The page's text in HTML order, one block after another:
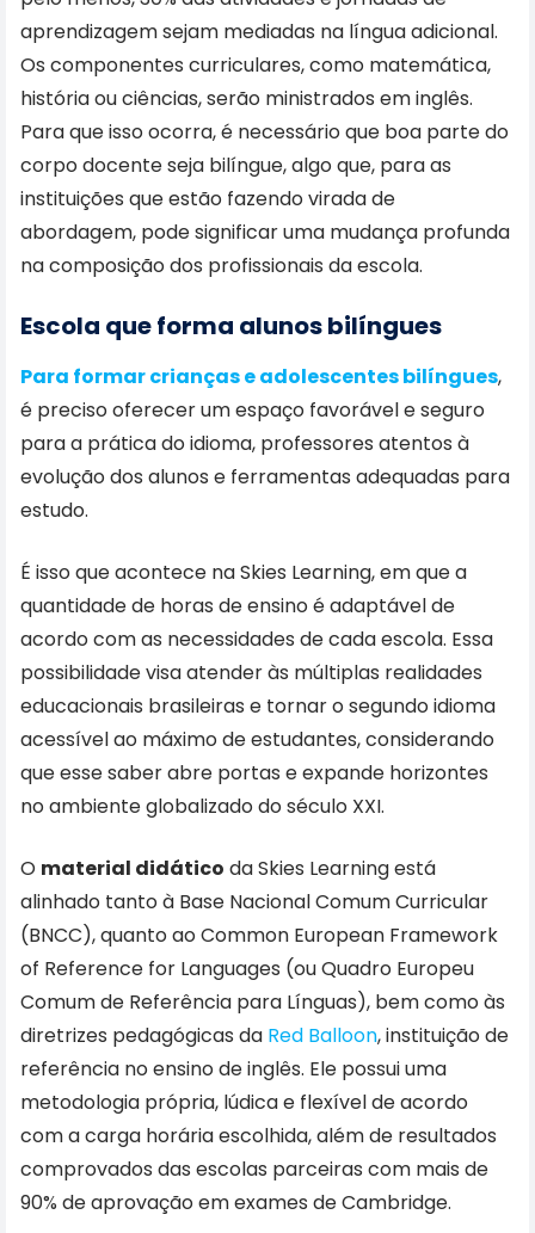
aprendizagem sejam mediadas na língua adicional.
Os componentes curriculares, como matemática,
história ou ciências, serão ministrados em inglês.
Para que isso ocorra, é necessário que boa parte do
corpo docente seja bilíngue, algo que, para as
instituições que estão fazendo virada de
abordagem, pode significar uma mudança profunda
na composição dos profissionais da escola.
Escola que forma alunos bilíngues
Para formar crianças e adolescentes bilíngues,
é preciso oferecer um espaço favorável e seguro
para a prática do idioma, professores atentos à
evolução dos alunos e ferramentas adequadas para
estudo.
É isso que acontece na Skies Learning, em que a
quantidade de horas de ensino é adaptável de
acordo com as necessidades de cada escola. Essa
possibilidade visa atender às múltiplas realidades
educacionais brasileiras e tornar o segundo idioma
acessível ao máximo de estudantes, considerando
que esse saber abre portas e expande horizontes
no ambiente globalizado do século XXI.
O material didático da Skies Learning está
alinhado tanto à Base Nacional Comum Curricular
(BNCC), quanto ao Common European Framework
of Reference for Languages (ou Quadro Europeu
Comum de Referência para Línguas), bem como às
diretrizes pedagógicas da Red Balloon, instituição de
referência no ensino de inglês. Ele possui uma
metodologia própria, lúdica e flexível de acordo
com a carga horária escolhida, além de resultados
comprovados das escolas parceiras com mais de
90% de aprovação em exames de Cambridge.